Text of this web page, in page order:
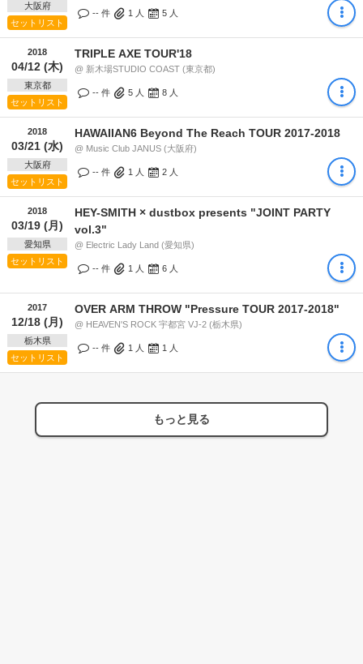
大阪府
セットリスト
-- 件 1 人 5 人
2018
04/12 (木)
東京都
セットリスト
TRIPLE AXE TOUR'18
@ 新木場STUDIO COAST (東京都)
-- 件 5 人 8 人
2018
03/21 (水)
大阪府
セットリスト
HAWAIIAN6 Beyond The Reach TOUR 2017-2018
@ Music Club JANUS (大阪府)
-- 件 1 人 2 人
2018
03/19 (月)
愛知県
セットリスト
HEY-SMITH × dustbox presents "JOINT PARTY
vol.3"
@ Electric Lady Land (愛知県)
-- 件 1 人 6 人
2017
12/18 (月)
栃木県
セットリスト
OVER ARM THROW "Pressure TOUR 2017-2018"
@ HEAVEN'S ROCK 宇都宮 VJ-2 (栃木県)
-- 件 1 人 1 人
もっと見る